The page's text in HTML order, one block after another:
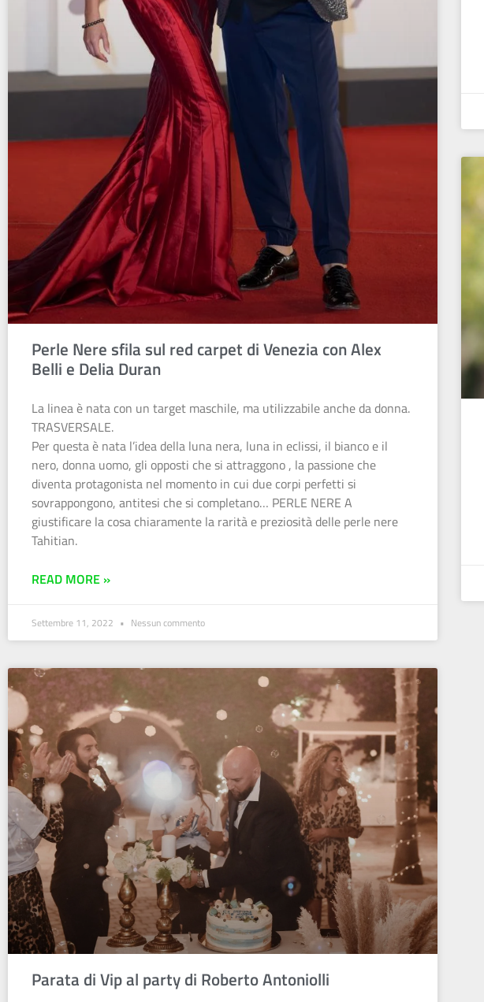
Perle Nere sfila sul red carpet di Venezia con Alex
Belli e Delia Duran
La linea è nata con un target maschile, ma utilizzabile anche da donna.
TRASVERSALE.
Per questa è nata l’idea della luna nera, luna in eclissi, il bianco e il
nero, donna uomo, gli opposti che si attraggono , la passione che
diventa protagonista nel momento in cui due corpi perfetti si
sovrappongono, antitesi che si completano… PERLE NERE A
giustificare la cosa chiaramente la rarità e preziosità delle perle nere
Tahitian.
READ MORE »
Settembre 11, 2022 Nessun commento
Parata di Vip al party di Roberto Antoniolli